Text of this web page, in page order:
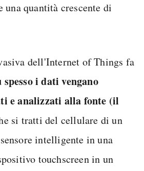
una quantità crescente di
dell'Internet of Things fa
i dati vengano
e analizzati alla fonte (il
si tratti del cellulare di un
intelligente in una
touchscreen in un